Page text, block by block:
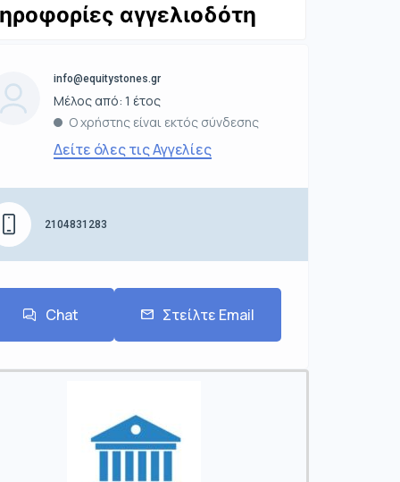
αγγελιοδότη
info@equitystones.gr
Μέλος από: 1 έτος
Ο χρήστης είναι εκτός σύνδεσης
Δείτε όλες τις Αγγελίες
2104831283
Chat Στείλτε Email